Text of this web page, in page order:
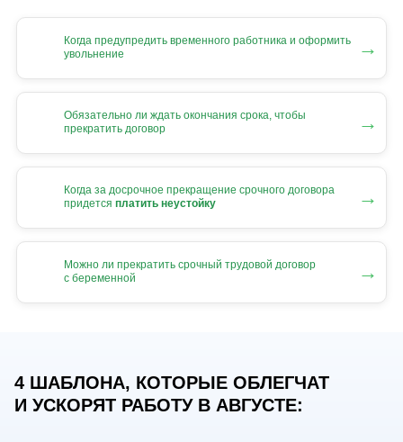
Когда предупредить временного работника и оформить
увольнение
→
Обязательно ли ждать окончания срока, чтобы
прекратить договор
→
Когда за досрочное прекращение срочного договора
придется платить неустойку →
Можно ли прекратить срочный трудовой договор
с беременной
→
4 ШАБЛОНА, КОТОРЫЕ ОБЛЕГЧАТ
И УСКОРЯТ РАБОТУ В АВГУСТЕ: